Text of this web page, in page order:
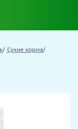
Сухие корма